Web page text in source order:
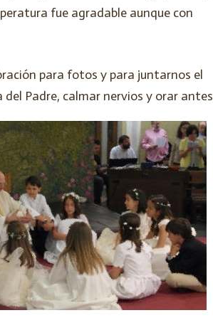
fue agradable aunque con
para fotos y para juntarnos el
Padre, calmar nervios y orar antes